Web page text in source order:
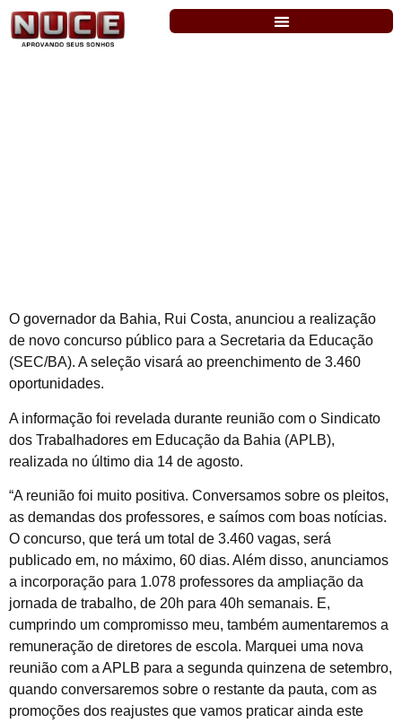
O governador da Bahia, Rui Costa, anunciou a realização
de novo concurso público para a Secretaria da Educação
(SEC/BA). A seleção visará ao preenchimento de 3.460
oportunidades.
A informação foi revelada durante reunião com o Sindicato
dos Trabalhadores em Educação da Bahia (APLB),
realizada no último dia 14 de agosto.
“A reunião foi muito positiva. Conversamos sobre os pleitos,
as demandas dos professores, e saímos com boas notícias.
O concurso, que terá um total de 3.460 vagas, será
publicado em, no máximo, 60 dias. Além disso, anunciamos
a incorporação para 1.078 professores da ampliação da
jornada de trabalho, de 20h para 40h semanais. E,
cumprindo um compromisso meu, também aumentaremos a
remuneração de diretores de escola. Marquei uma nova
reunião com a APLB para a segunda quinzena de setembro,
quando conversaremos sobre o restante da pauta, com as
promoções dos reajustes que vamos praticar ainda este